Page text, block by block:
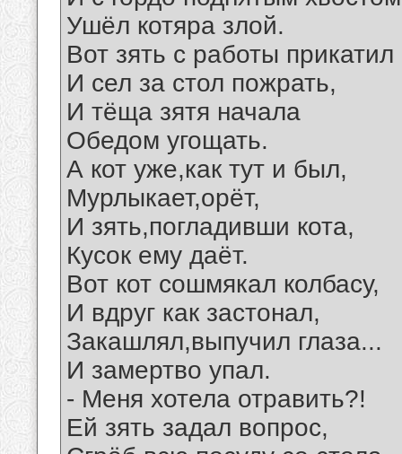
Ушёл котяра злой.
Вот зять с работы прикатил
И сел за стол пожрать,
И тёща зятя начала
Обедом угощать.
А кот уже,как тут и был,
Мурлыкает,орёт,
И зять,погладивши кота,
Кусок ему даёт.
Вот кот сошмякал колбасу,
И вдруг как застонал,
Закашлял,выпучил глаза...
И замертво упал.
- Меня хотела отравить?!
Ей зять задал вопрос,